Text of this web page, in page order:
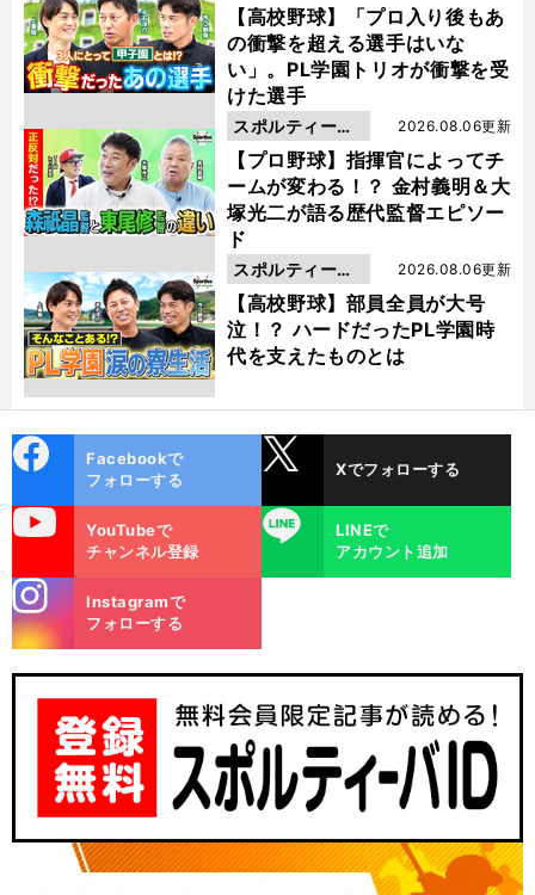
【高校野球】「プロ入り後もあ
の衝撃を超える選手はいな
い」。PL学園トリオが衝撃を受
けた選手
動画
【プロ野球】指揮官によってチ
ームが変わる！？ 金村義明＆大
塚光二が語る歴代監督エピソー
ド
2026.08.06更新
スポルティーバ
動画
【高校野球】部員全員が大号
泣！？ ハードだったPL学園時
代を支えたものとは
2026.08.06更新
スポルティーバ
動画
ok
Facebookで
フォローする
Xでフォローする
YouTubeで
チャンネル登録
LINE
LINEで
アカウント追加
m
Instagramで
フォローする